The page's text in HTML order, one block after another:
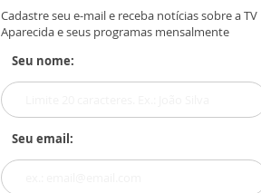
Cadastre seu e-mail e receba notícias sobre a TV
Aparecida e seus programas mensalmente
Seu nome:
Seu email: